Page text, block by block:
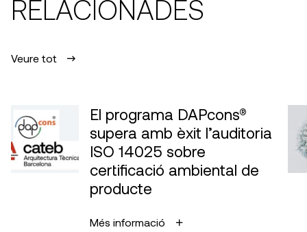
RELACIONADES
Veure tot
El programa DAPcons®
supera amb èxit l’auditoria
ISO 14025 sobre
certificació ambiental de
producte
Més informació